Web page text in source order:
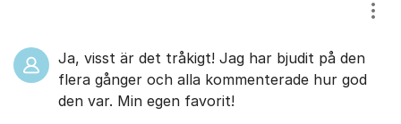
Ja, visst är det tråkigt! Jag har bjudit på den
flera gånger och alla kommenterade hur god
den var. Min egen favorit!